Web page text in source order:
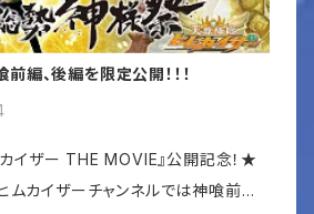
編、後編を限定公開！！！
イザー THE MOVIE』公開記念！★
カイザーチャンネルでは神喰前編、